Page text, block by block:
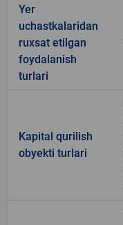
Yer
uchastkalaridan
ruxsat etilgan
foydalanish
turlari
Kapital qurilish
obyekti turlari